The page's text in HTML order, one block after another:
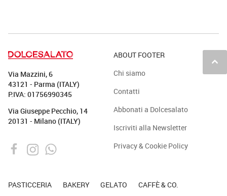
keyboard_arrow_up
Via Mazzini, 6
43121 - Parma (ITALY)
P.IVA: 01756990345
Via Giuseppe Pecchio, 14
20131 - Milano (ITALY)
ABOUT FOOTER
Chi siamo
Contatti
Abbonati a Dolcesalato
Iscriviti alla Newsletter
Privacy & Cookie Policy
PASTICCERIA BAKERY GELATO CAFFÈ & CO.